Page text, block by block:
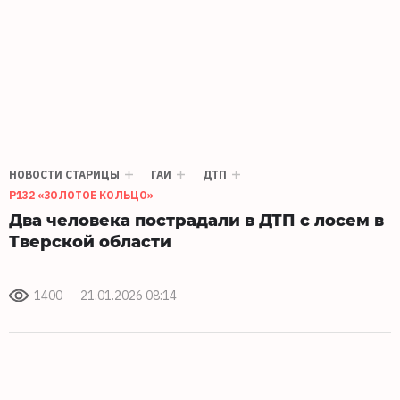
НОВОСТИ СТАРИЦЫ ГАИ
ДТП
Р132 «ЗОЛОТОЕ КОЛЬЦО»
Два человека пострадали в ДТП с лосем в
Тверской области
1400 21.01.2026 08:14